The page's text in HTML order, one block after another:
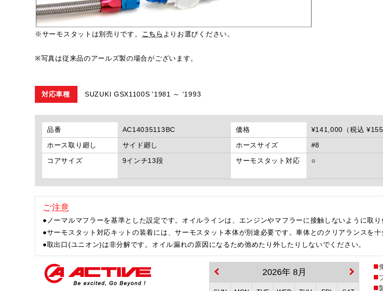
※サーモスタットは別売りです。 こちら よりお選びください。
※写真は従来品のアールズ製の場合がございます。
対応車種 SUZUKI GSX1100S '1981 ～ '1993
品番 AC14035113BC 価格 ¥141,000（税込
ホース取り廻し
サイド廻し ホースサイズ #8
コアサイズ
9インチ13段 サーモスタット対応 ○
ご注意
●ノーマルマフラーを基準とした設定です。オイルラインは、エンジンやマフラーに接触しないように取り
●サーモスタット対応キットの装着には、サーモスタット本体が別途必要です。車体とのクリアランスを十
●取出口(ユニオン)は非分解です。オイル漏れの原因になるため弛めたり外したりしないでください。
2026年 8月